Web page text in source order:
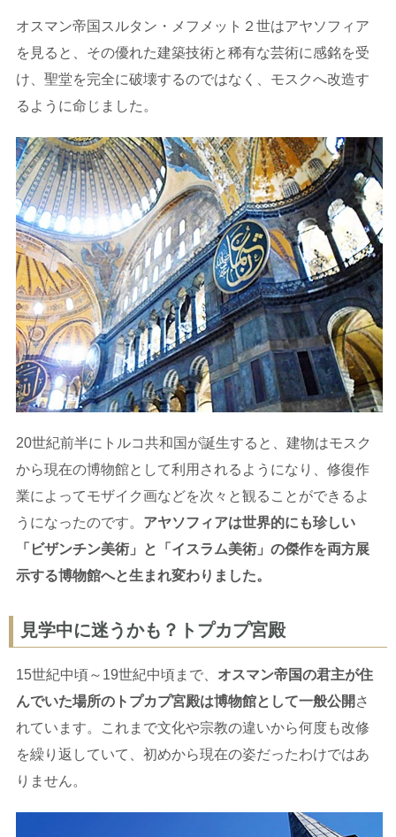
オスマン帝国スルタン・メフメット２世はアヤソフィア
を見ると、その優れた建築技術と稀有な芸術に感銘を受
け、聖堂を完全に破壊するのではなく、モスクへ改造す
るように命じました。
20世紀前半にトルコ共和国が誕生すると、建物はモスク
から現在の博物館として利用されるようになり、修復作
業によってモザイク画などを次々と観ることができるよ
うになったのです。 アヤソフィアは世界的にも珍しい
「ビザンチン美術」と「イスラム美術」の傑作を両方展
示する博物館へと生まれ変わりました。
見学中に迷うかも？トプカプ宮殿
15世紀中頃～19世紀中頃まで、 オスマン帝国の君主が住
んでいた場所のトプカプ宮殿は博物館として一般公開 さ
れています。これまで文化や宗教の違いから何度も改修
を繰り返していて、初めから現在の姿だったわけではあ
りません。